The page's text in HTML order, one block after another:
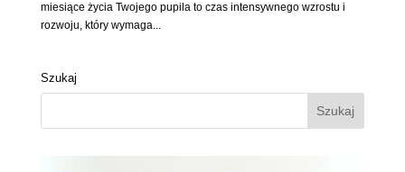
miesiące życia Twojego pupila to czas intensywnego wzrostu i
rozwoju, który wymaga...
Szukaj